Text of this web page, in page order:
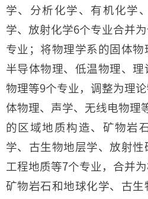
学、分析化学、有机化学
学、放射化学6个专业合并
专业；将物理学系的固体物
半导体物理、低温物理、
物理等9个专业，调整为理
体物理、声学、无线电物理
的区域地质构造、矿物岩
学、古生物地层学、放射
工程地质等7个专业，合并
矿物岩石和地球化学、古